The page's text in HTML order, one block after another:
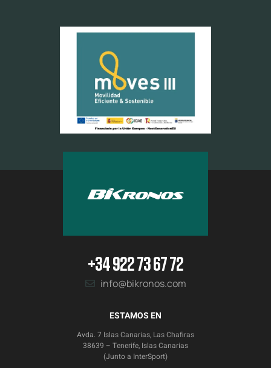
+34 922 73 67 72
info@bikronos.com
ESTAMOS EN
Avda. 7 Islas Canarias, Las Chafiras
38639 – Tenerife, Islas Canarias
(Junto a InterSport)